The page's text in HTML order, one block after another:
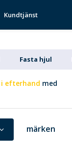
Kundtjänst
Fasta hjul
efterhand med
märken